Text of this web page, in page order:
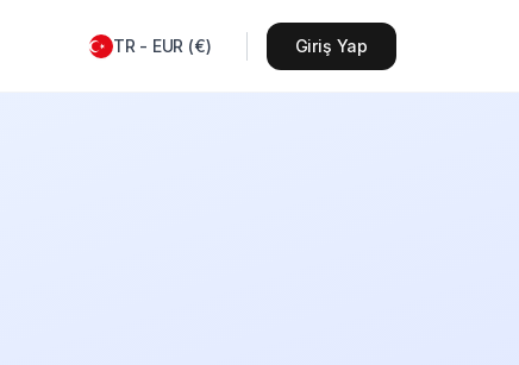
TR - EUR (€) Giriş Yap